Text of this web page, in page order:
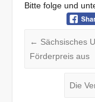
Bitte folge und
← Sächsisches
Förderpreis aus
Die